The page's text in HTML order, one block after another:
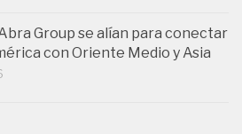
Group se alían para conectar
con Oriente Medio y Asia